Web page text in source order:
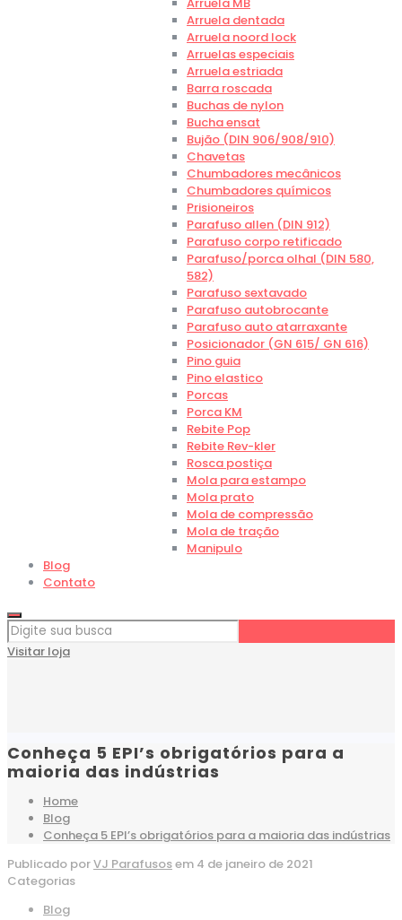
Arruela dentada
Arruela noord lock
Arruelas especiais
Arruela estriada
Barra roscada
Buchas de nylon
Bucha ensat
Bujão (DIN 906/908/910)
Chavetas
Chumbadores mecânicos
Chumbadores químicos
Prisioneiros
Parafuso allen (DIN 912)
Parafuso corpo retificado
Parafuso/porca olhal (DIN 580,
582)
Parafuso sextavado
Parafuso autobrocante
Parafuso auto atarraxante
Posicionador (GN 615/ GN 616)
Pino guia
Pino elastico
Porcas
Porca KM
Rebite Pop
Rebite Rev-kler
Rosca postiça
Mola para estampo
Mola prato
Mola de compressão
Mola de tração
Manipulo
Blog
Contato
Visitar loja
Conheça 5 EPI’s obrigatórios para a
maioria das indústrias
Home
Blog
Conheça 5 EPI’s obrigatórios para a maioria das indústrias
Publicado porVJ Parafusosem 4 de janeiro de 2021
Categorias
Blog